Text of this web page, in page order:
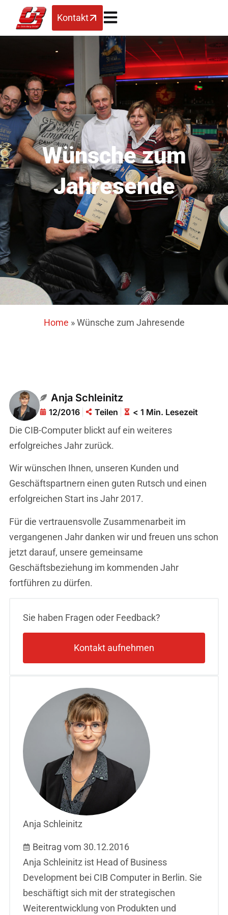
Kontakt
Wünsche zum
Jahresende
Home »Wünsche zum Jahresende
Anja Schleinitz
12/2016 Teilen < 1 Min. Lesezeit
Die CIB-Computer blickt auf ein weiteres
erfolgreiches Jahr zurück.
Wir wünschen Ihnen, unseren Kunden und
Geschäftspartnern einen guten Rutsch und einen
erfolgreichen Start ins Jahr 2017.
Für die vertrauensvolle Zusammenarbeit im
vergangenen Jahr danken wir und freuen uns schon
jetzt darauf, unsere gemeinsame
Geschäftsbeziehung im kommenden Jahr
fortführen zu dürfen.
Sie haben Fragen oder Feedback?
Kontakt aufnehmen
Anja Schleinitz
Beitrag vom 30.12.2016
Anja Schleinitz ist Head of Business
Development bei CIB Computer in Berlin. Sie
beschäftigt sich mit der strategischen
Weiterentwicklung von Produkten und